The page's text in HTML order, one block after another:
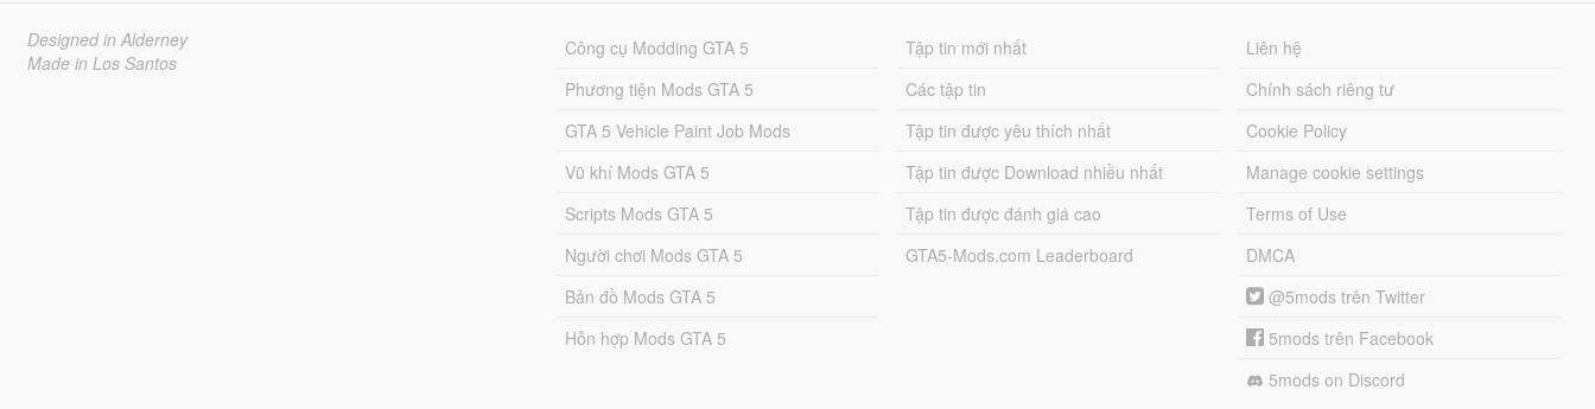
Designed in Alderney
Made in Los Santos
Công cụ Modding GTA 5
Phương tiện Mods GTA 5
GTA 5 Vehicle Paint Job Mods
Vũ khí Mods GTA 5
Scripts Mods GTA 5
Người chơi Mods GTA 5
Bản đồ Mods GTA 5
Hỗn hợp Mods GTA 5
Tập tin mới nhất
Các tập tin
Tập tin được yêu thích nhất
Tập tin được Download nhiều nhất
Tập tin được đánh giá cao
GTA5-Mods.com Leaderboard
Liên hệ
Chính sách riêng tư
Cookie Policy
Manage cookie settings
Terms of Use
DMCA
@5mods trên Twitter
5mods trên Facebook
5mods on Discord